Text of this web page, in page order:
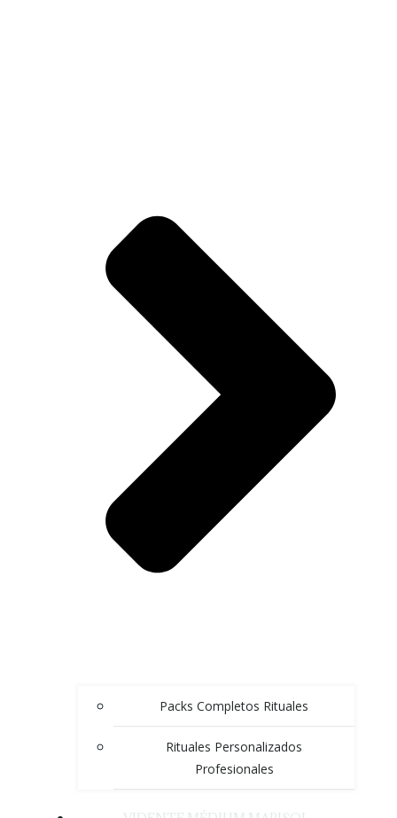
Packs Completos Rituales
Rituales Personalizados
Profesionales